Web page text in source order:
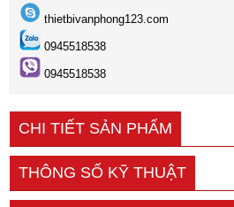
thietbivanphong123.com
0945518538
0945518538
CHI TIẾT SẢN PHẨM
THÔNG SỐ KỸ THUẬT